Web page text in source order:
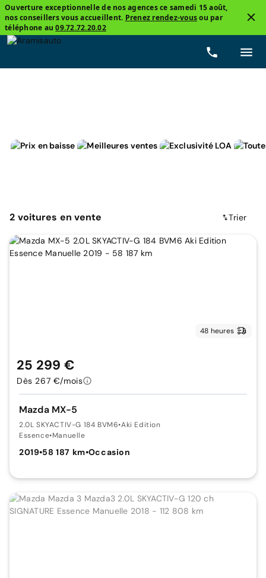
Ouverture exceptionnelle de nos agences ce samedi 15 août,
nos conseillers vous accueillent. Prenez rendez-vousou par
téléphone au09.72.72.20.02
Boîtes de vitesse
2 voitures en vente Trier
48 heures
Mazda MX-5
2.0L SKYACTIV-G 184 BVM6•Aki Edition
Essence•Manuelle
2019•58 187 km•Occasion
25 299 €
Dès 267 €/mois